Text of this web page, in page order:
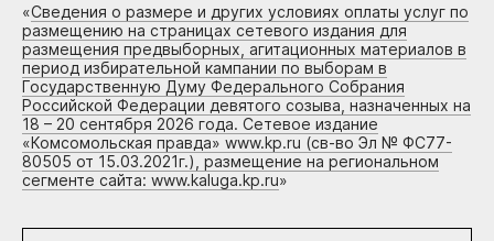
«Сведения о размере и других условиях оплаты услуг по
размещению на страницах сетевого издания для
размещения предвыборных, агитационных материалов в
период избирательной кампании по выборам в
Государственную Думу Федерального Собрания
Российской Федерации девятого созыва, назначенных на
18 – 20 сентября 2026 года. Сетевое издание
«Комсомольская правда» www.kp.ru (св-во Эл № ФС77-
80505 от 15.03.2021г.), размещение на региональном
сегменте сайта: www.kaluga.kp.ru»